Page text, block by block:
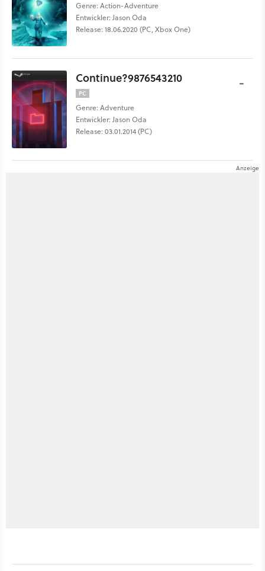
Genre: Action-Adventure
Entwickler: Jason Oda
Release: 18.06.2020 (PC, Xbox One)
Continue?9876543210
PC
Genre: Adventure
Entwickler: Jason Oda
Release: 03.01.2014 (PC)
-